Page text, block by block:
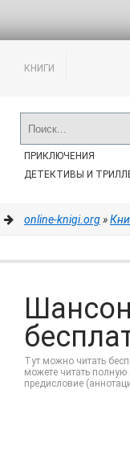
КНИГИ
ПРИКЛЮЧЕНИЯ
ДЕТЕКТИВЫ И
online-knigi.org»
Тут можно читать
можете читать полную
предисловие